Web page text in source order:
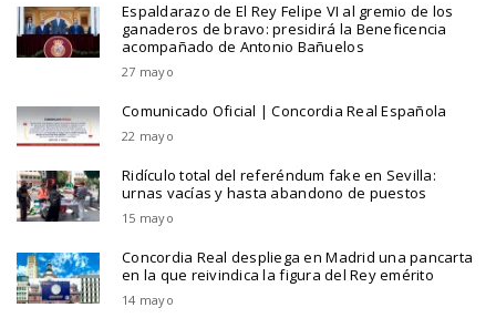
Espaldarazo de El Rey Felipe VI al gremio de los
ganaderos de bravo: presidirá la Beneficencia
acompañado de Antonio Bañuelos
27 mayo
Comunicado Oficial | Concordia Real Española
22 mayo
Ridículo total del referéndum fake en Sevilla:
urnas vacías y hasta abandono de puestos
15 mayo
Concordia Real despliega en Madrid una pancarta
en la que reivindica la figura del Rey emérito
14 mayo